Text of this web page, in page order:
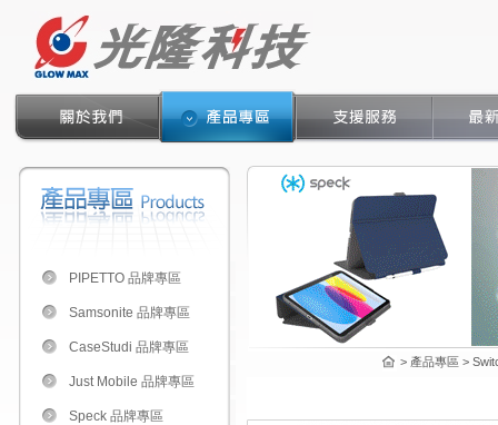
PIPETTO 品牌專區
Samsonite 品牌專區
CaseStudi 品牌專區
Just Mobile 品牌專區
Speck 品牌專區
> 產品專區 >